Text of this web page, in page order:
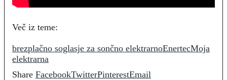
Več iz teme:
brezplačno soglasje za sončno elektrarnoEnertecMoja
elektrarna
Share FacebookTwitterPinterestEmail